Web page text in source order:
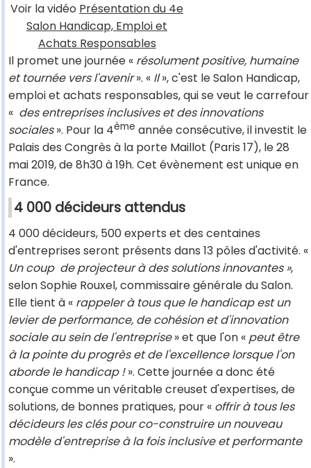
Voir la vidéo Présentation du 4e
Salon Handicap, Emploi et
Achats Responsables
Il promet une journée « résolument positive, humaine
et tournée vers l'avenir». « Il», c'est le Salon Handicap,
emploi et achats responsables, qui se veut le carrefour
« des entreprises inclusives et des innovations
sociales». Pour la 4ème année consécutive, il investit le
Palais des Congrès à la porte Maillot (Paris 17), le 28
mai 2019, de 8h30 à 19h. Cet évènement est unique en
France.
4 000 décideurs attendus
4 000 décideurs, 500 experts et des centaines
d'entreprises seront présents dans 13 pôles d'activité. «
Un coup de projecteur à des solutions innovantes »,
selon Sophie Rouxel, commissaire générale du Salon.
Elle tient à « rappeler à tous que le handicap est un
levier de performance, de cohésion et d'innovation
sociale au sein de l'entreprise» et que l'on « peut être
à la pointe du progrès et de l'excellence lorsque l'on
aborde le handicap !». Cette journée a donc été
conçue comme un véritable creuset d'expertises, de
solutions, de bonnes pratiques, pour « offrir à tous les
décideurs les clés pour co-construire un nouveau
modèle d'entreprise à la fois inclusive et performante
».